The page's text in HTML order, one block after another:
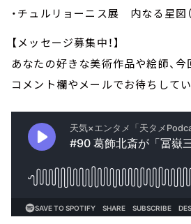
・チュルリョーニス展 内なる星図
【メッセージ募集中！】
あなたの好きな美術作品や絵師、今
コメント欄やメールでお待ちしてい